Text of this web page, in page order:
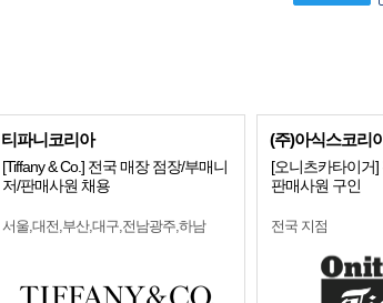
티파니코리아
[Tiffany & Co.] 전국 매장 점장/부매니
저/판매사원 채용
서울,대전,부산,대구,전남광주,하남
(주)아식스코리
[오니츠카타이거
판매사원 구인
전국 지점